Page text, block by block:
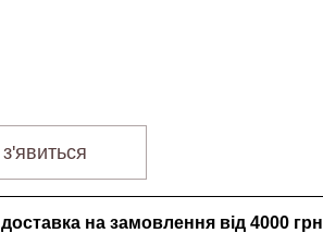
на замовлення від 4000 грн